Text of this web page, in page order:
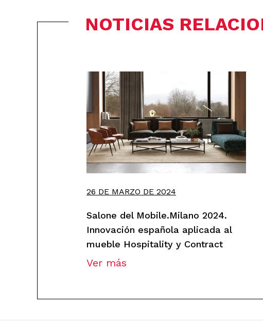
NOTICIAS
26 DE MARZO DE 2024
Salone del Mobile.Milano 2024.
Innovación española aplicada al
mueble Hospitality y Contract
Ver más